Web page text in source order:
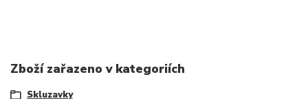
Zboží zařazeno v kategoriích
Skluzavky